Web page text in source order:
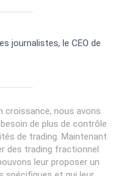
journalistes, le CEO de
croissance, nous avons
de plus de contrôle
de trading. Maintenant
des trading fractionnel
leur proposer un